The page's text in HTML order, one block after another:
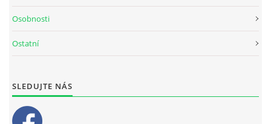
Osobnosti
Ostatní
SLEDUJTE NÁS